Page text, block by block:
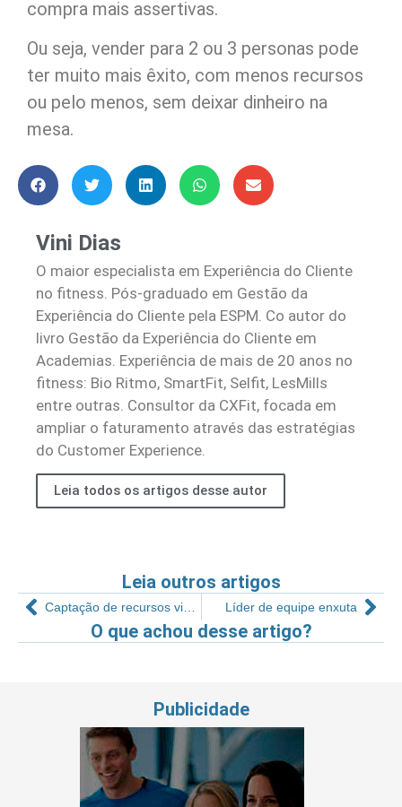
compra mais assertivas.
Ou seja, vender para 2 ou 3 personas pode
ter muito mais êxito, com menos recursos
ou pelo menos, sem deixar dinheiro na
mesa.
Vini Dias
O maior especialista em Experiência do Cliente
no fitness. Pós-graduado em Gestão da
Experiência do Cliente pela ESPM. Co autor do
livro Gestão da Experiência do Cliente em
Academias. Experiência de mais de 20 anos no
fitness: Bio Ritmo, SmartFit, Selfit, LesMills
entre outras. Consultor da CXFit, focada em
ampliar o faturamento através das estratégias
do Customer Experience.
Leia todos os artigos desse autor
Leia outros artigos
Líder de equipe enxuta
O que achou desse artigo?
Publicidade